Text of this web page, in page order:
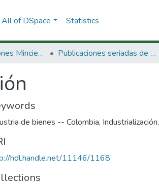
All of DSpace Statistics
3.2.2. Publicaciones Minciencias Publicaciones seriadas de Minciencias
de bienes -- Colombia, Industrialización,
hdl.handle.net/11146/1168